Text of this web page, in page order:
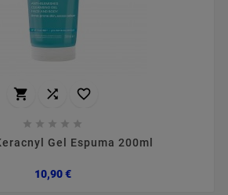
  
    
Gel Espuma 200ml
10,90 €Preço